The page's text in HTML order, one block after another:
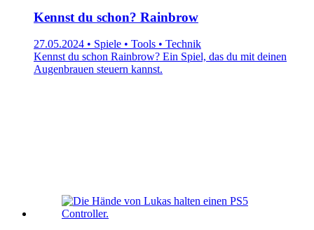
Kennst du schon? Rainbrow
27.05.2024 • Spiele • Tools • Technik
Kennst du schon Rainbrow? Ein Spiel, das du mit deinen
Augenbrauen steuern kannst.